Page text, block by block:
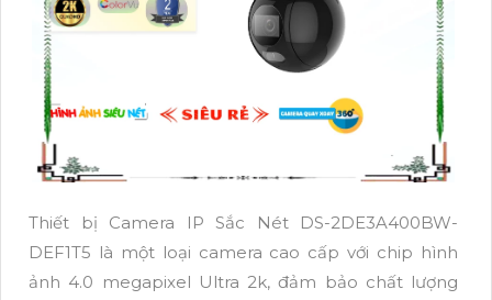
Thiết bị Camera IP Sắc Nét DS-2DE3A400BW-
DEF1T5 là một loại camera cao cấp với chip hình
ảnh 4.0 megapixel Ultra 2k, đảm bảo chất lượng